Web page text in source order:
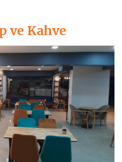
ve Kahve